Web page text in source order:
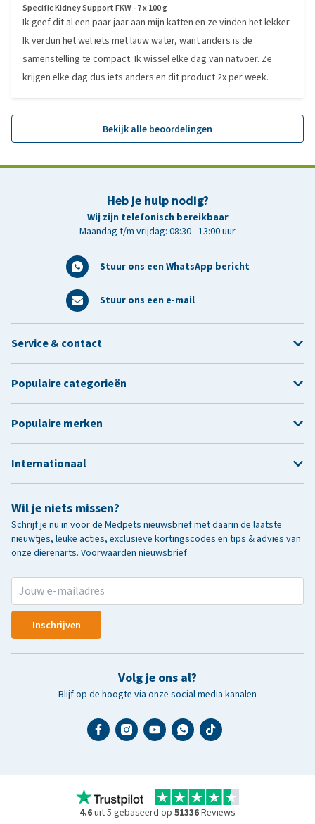
Specific Kidney Support FKW - 7 x 100 g
Ik geef dit al een paar jaar aan mijn katten en ze vinden het lekker.
Ik verdun het wel iets met lauw water, want anders is de
samenstelling te compact. Ik wissel elke dag van natvoer. Ze
krijgen elke dag dus iets anders en dit product 2x per week.
Bekijk alle beoordelingen
Heb je hulp nodig?
Wij zijn telefonisch bereikbaar
Maandag t/m vrijdag: 08:30 - 13:00 uur
Stuur ons een WhatsApp bericht
Stuur ons een e-mail
Wil je niets missen?
Schrijf je nu in voor de Medpets nieuwsbrief met daarin de laatste
nieuwtjes, leuke acties, exclusieve kortingscodes en tips & advies van
onze dierenarts. Voorwaarden nieuwsbrief
Inschrijven
Volg je ons al?
Blijf op de hoogte via onze social media kanalen
Service & contact
Populaire categorieën
Populaire merken
Internationaal
4.6uit 5 gebaseerd op 51336Reviews